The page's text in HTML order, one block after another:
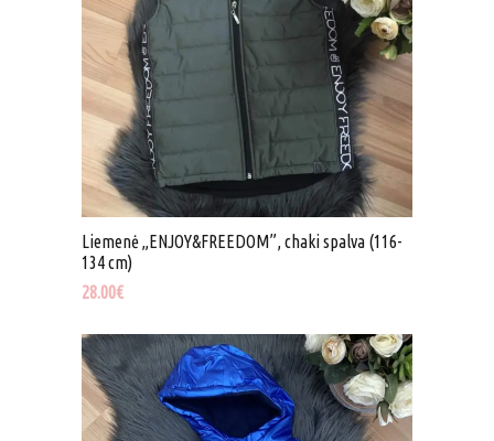
Liemenė „ENJOY&FREEDOM”, chaki spalva (116-
134 cm)
28.00€